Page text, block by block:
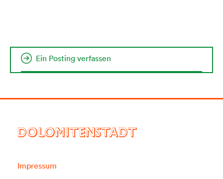
Ein Posting verfassen
DOLOMITENSTADT
Impressum